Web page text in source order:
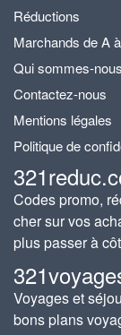
Réductions
Marchands de A
Qui sommes-nous
Contactez-nous
Mentions légales
Politique de
Codes promo,
cher sur vos
plus passer à
Voyages et
bons plans